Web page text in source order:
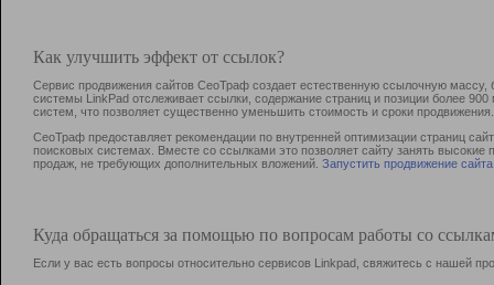
Как улучшить эффект от ссылок?
Сервис продвижения сайтов СеоТраф создает естественную ссылочную
системы LinkPad отслеживает ссылки, содержание страниц и позиции более
систем, что позволяет существенно уменьшить стоимость и сроки продвижения.
СеоТраф предоставляет рекомендации по внутренней оптимизации страниц
поисковых системах. Вместе со ссылками это позволяет сайту занять
продаж, не требующих дополнительных вложений. Запустить продвижение сайта
Куда обращаться за помощью по вопросам работы со
Если у вас есть вопросы относительно сервисов Linkpad, свяжитесь с нашей